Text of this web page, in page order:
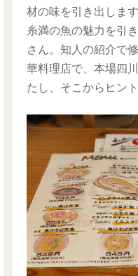
材の味を引き出します
糸満の魚の魅力を引
さん。知人の紹介で
華料理店で、本場四
たし、そこからヒン